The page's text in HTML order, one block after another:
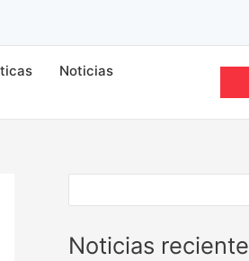
Noticias
Noticias